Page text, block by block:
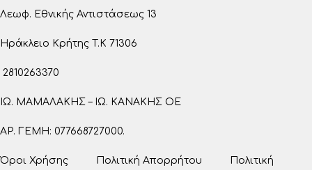
Λεωφ. Εθνικής Αντιστάσεως 13
Ηράκλειο Κρήτης T.K 71306
2810263370
ΙΩ. ΜΑΜΑΛΑΚΗΣ – ΙΩ. ΚΑΝΑΚΗΣ ΟΕ
ΑΡ. ΓΕΜΗ: 077668727000.
Όροι Χρήσης Πολιτική Απορρήτου Πολιτική